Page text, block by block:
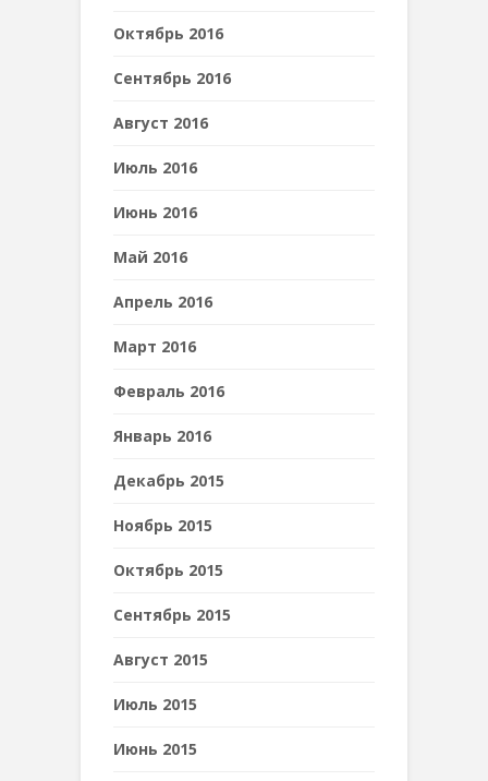
Октябрь 2016
Сентябрь 2016
Август 2016
Июль 2016
Июнь 2016
Май 2016
Апрель 2016
Март 2016
Февраль 2016
Январь 2016
Декабрь 2015
Ноябрь 2015
Октябрь 2015
Сентябрь 2015
Август 2015
Июль 2015
Июнь 2015